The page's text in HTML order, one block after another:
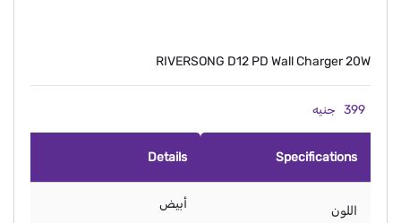
RIVERSONG D12 PD Wall Charger 20W
399 جنيه
Specifications
Details
اللون أبيض